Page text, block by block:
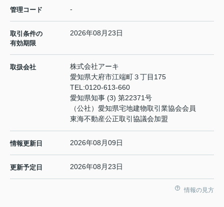
管理コード -
取引条件の
有効期限
2026年08月23日
取扱会社
株式会社アーキ
愛知県大府市江端町３丁目175
TEL:0120-613-660
愛知県知事 (3) 第22371号
（公社）愛知県宅地建物取引業協会会員
東海不動産公正取引協議会加盟
情報更新日 2026年08月09日
更新予定日 2026年08月23日
情報の見方